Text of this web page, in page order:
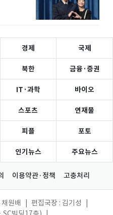
경제 국제
북한 금융·증권
IT·과학 바이오
스포츠 연재물
피플 포토
인기뉴스 주요뉴스
이용약관·정책 고충처리
원배 편집국장 : 김기성